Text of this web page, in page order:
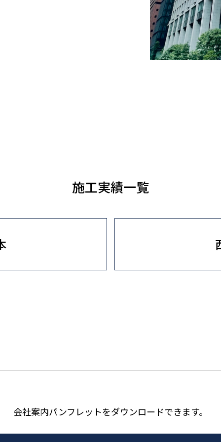
施工実績一覧
会社案内パンフレットをダウンロードできます。